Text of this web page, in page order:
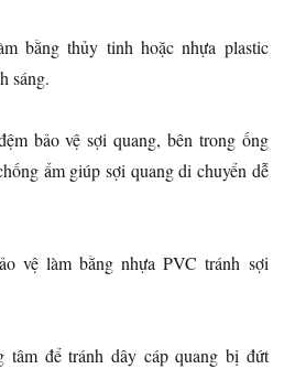
bằng thủy tinh hoặc nhựa plastic
sáng.
bảo vệ sợi quang, bên trong ống
ẩm giúp sợi quang di chuyển dễ
vệ làm bằng nhựa PVC tránh sợi
để tránh dây cáp quang bị đứt